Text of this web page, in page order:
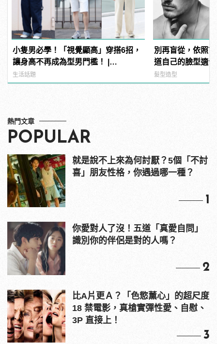
小隻男必學！「視覺顯高」穿搭6招，
讓身高不再成為型男門檻！ |
manfashion這樣變型男
生活話題
別再盲從，依照7
道自己的臉型適
髮型造型
熱門文章
POPULAR
就是說不上來為何討厭？5個「不討
喜」朋友性格，你遇過哪一種？
1
你愛對人了沒！五道「真愛自問」
識別你的伴侶是對的人嗎？
2
比A片更Ａ？「色慾薰心」的超尺度
18 禁電影，真槍實彈性愛、自慰、
3P 直接上！
3